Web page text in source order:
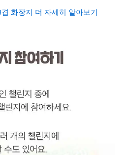
화장지 더 자세히 알아보기